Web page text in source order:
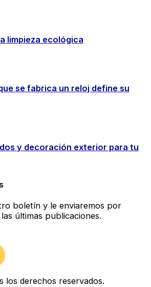
limpieza ecológica
se fabrica un reloj define su
y decoración exterior para tu
boletín y le enviaremos por
últimas publicaciones.
los derechos reservados.